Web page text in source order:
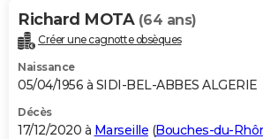
Richard MOTA (64 ans)
Créer une cagnotte obsèques
Naissance
05/04/1956 à SIDI-BEL-ABBES ALGERIE
Décès
17/12/2020 à Marseille (Bouches-du-